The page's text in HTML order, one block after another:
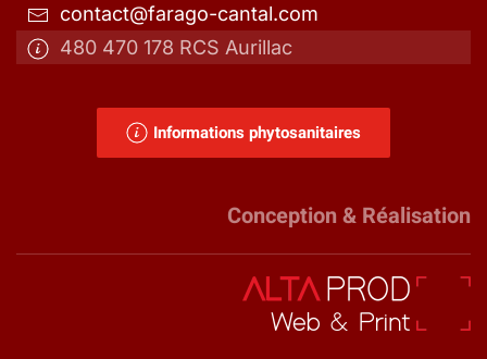
contact@farago-cantal.com
480 470 178 RCS Aurillac
Informations phytosanitaires
Conception & Réalisation